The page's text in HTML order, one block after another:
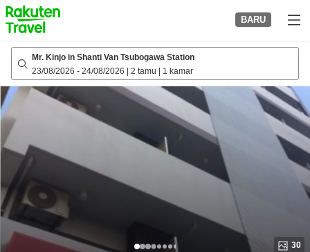
to
top
page
BARU
Mr. Kinjo in Shanti Van Tsubogawa Station
23/08/2026 - 24/08/2026 2 tamu 1 kamar
30